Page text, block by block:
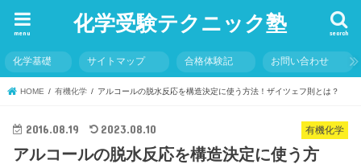
化学受験テクニック塾 search
menu
化学基礎 サイトマップ 合格体験記 お問い合わせ
HOME 有機化学 アルコールの脱水反応を構造決定に使う方法！ザイツェフ則とは？
有機化学
2016.08.19 2023.08.10
アルコールの脱水反応を構造決定に使う方